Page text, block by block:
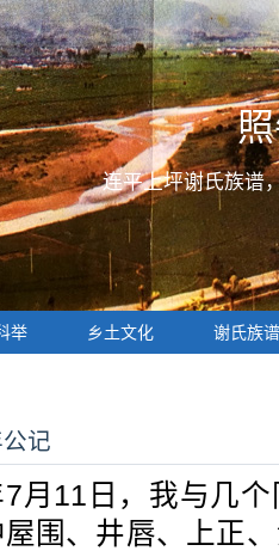
连平上坪谢氏族谱
举 乡土文化 谢氏族谱
记
11日，我与几个
围、井唇、上正